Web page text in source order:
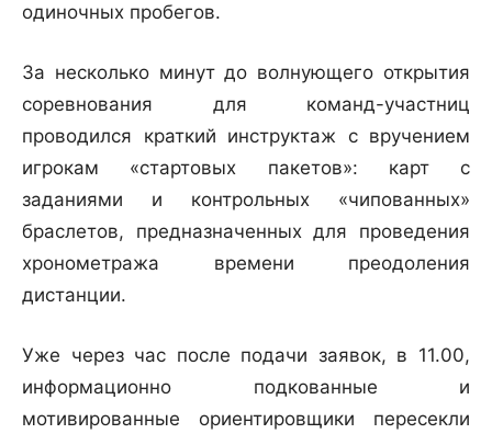
одиночных пробегов.
За несколько минут до волнующего открытия
соревнования для команд-участниц
проводился краткий инструктаж с вручением
игрокам «стартовых пакетов»: карт с
заданиями и контрольных «чипованных»
браслетов, предназначенных для проведения
хронометража времени преодоления
дистанции.
Уже через час после подачи заявок, в 11.00,
информационно подкованные и
мотивированные ориентировщики пересекли